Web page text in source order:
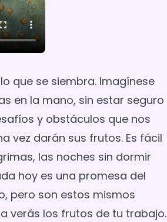
que se siembra. Imagínese
en la mano, sin estar seguro
y obstáculos que nos
vez darán sus frutos. Es fácil
las noches sin dormir
hoy es una promesa del
pero son estos mismos
verás los frutos de tu trabajo.